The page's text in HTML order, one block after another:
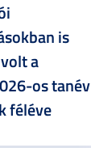
is
a
os tanév
féléve